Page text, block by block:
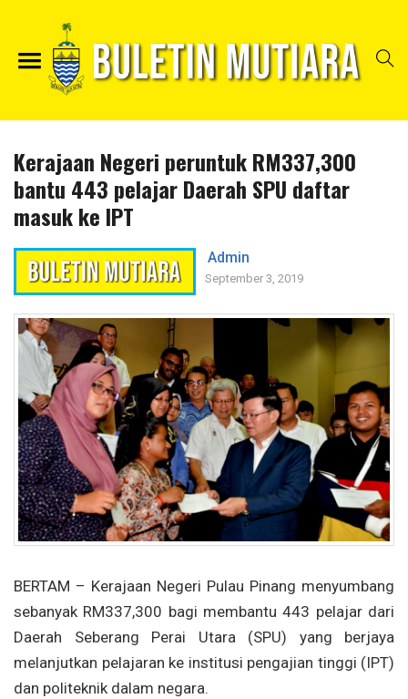
Kerajaan Negeri peruntuk RM337,300
bantu 443 pelajar Daerah SPU daftar
masuk ke IPT
Admin
September 3, 2019
BERTAM – Kerajaan Negeri Pulau Pinang menyumbang
sebanyak RM337,300 bagi membantu 443 pelajar dari
Daerah Seberang Perai Utara (SPU) yang berjaya
melanjutkan pelajaran ke institusi pengajian tinggi (IPT)
dan politeknik dalam negara.